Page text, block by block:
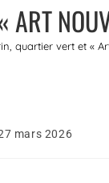
ART
quartier vert et «
mars 2026